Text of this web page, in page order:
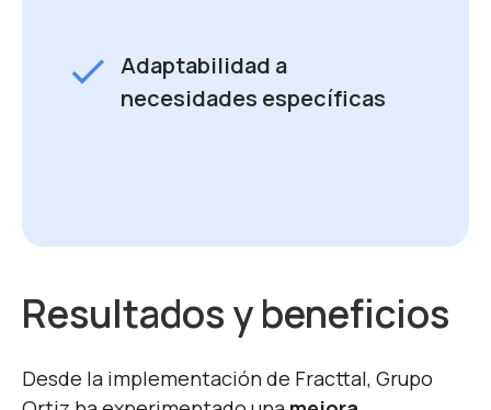
check Adaptabilidad a
necesidades específicas
Resultados y beneficios
Desde la implementación de Fracttal, Grupo